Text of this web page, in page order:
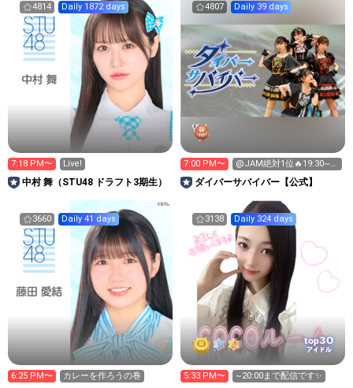
4814 Daily 1872 days
7:18 PM〜 Live!
中村 舞（STU48 ドラフト3期生）
4807 Daily 39 days
7:00 PM〜
@JAM絶対1位🔥19:30~ｽ
ﾀﾗｼﾞやる気ご飯
‪ダイバーサバイバー【公式】
3660 Daily 41 days
6:25 PM〜 カレーを作ろうの巻
3138 Daily 324 days
top30
アイドル
5:33 PM〜 ~20:00まで配信です✨